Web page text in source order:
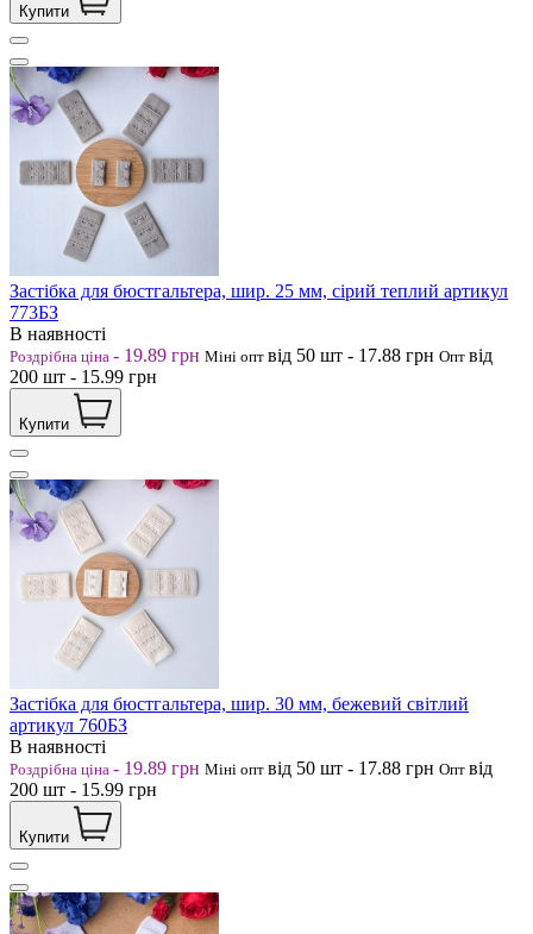
Купити
Застібка для бюстгальтера, шир. 25 мм, сірий теплий артикул
773БЗ
В наявності
Роздрібна ціна - 19.89 грн Міні опт від 50 шт - 17.88 грн Опт від
200 шт - 15.99 грн
Купити
Застібка для бюстгальтера, шир. 30 мм, бежевий світлий
артикул 760БЗ
В наявності
Роздрібна ціна - 19.89 грн Міні опт від 50 шт - 17.88 грн Опт від
200 шт - 15.99 грн
Купити